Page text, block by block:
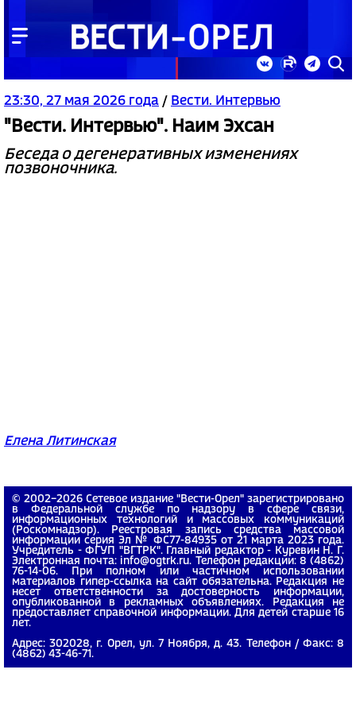
23:30, 27 мая 2026 года / Вести. Интервью
"Вести. Интервью". Наим Эхсан
Беседа о дегенеративных изменениях
позвоночника.
Елена Литинская
© 2002−2026 Сетевое издание "Вести-Орел" зарегистрировано
в Федеральной службе по надзору в сфере связи,
информационных технологий и массовых коммуникаций
(Роскомнадзор). Реестровая запись средства массовой
информации серия Эл № ФС77-84935 от 21 марта 2023 года.
Учредитель - ФГУП "ВГТРК". Главный редактор - Куревин Н. Г.
Электронная почта: info@ogtrk.ru. Телефон редакции: 8 (4862)
76-14-06. При полном или частичном использовании
материалов гипер-ссылка на сайт обязательна. Редакция не
несет ответственности за достоверность информации,
опубликованной в рекламных объявлениях. Редакция не
предоставляет справочной информации. Для детей старше 16
лет.
Адрес: 302028, г. Орел, ул. 7 Ноября, д. 43. Телефон / Факс: 8
(4862) 43-46-71.